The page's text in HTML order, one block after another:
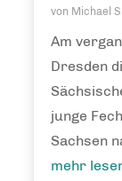
von Michael
Am
Dresden
junge
Sachsen
mehr